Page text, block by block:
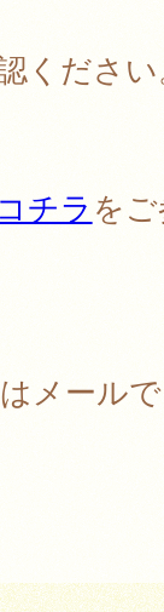
くださ
コチラ を
メール